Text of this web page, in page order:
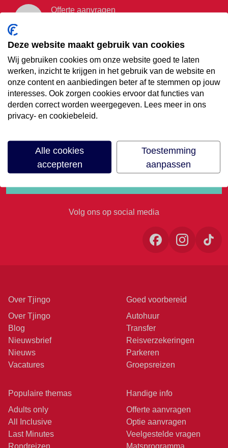
Offerte aanvragen
€35,- korting op je
volgende vakantie
Meld je aan voor onze nieuwsbrief
Volg ons op social media
Over Tjingo
Over Tjingo
Blog
Nieuwsbrief
Nieuws
Vacatures
Goed voorbereid
Autohuur
Transfer
Reisverzekeringen
Parkeren
Groepsreizen
Populaire themas
Adults only
All Inclusive
Last Minutes
Rondreizen
Handige info
Offerte aanvragen
Optie aanvragen
Veelgestelde vragen
Matsprogramma
Deze website maakt gebruik van cookies
Wij gebruiken cookies om onze website goed te laten
werken, inzicht te krijgen in het gebruik van de website en
onze content en aanbiedingen beter af te stemmen op jouw
interesses. Ook zorgen cookies ervoor dat functies van
derden correct worden weergegeven. Lees meer in ons
privacy- en cookiebeleid.
Alle cookies
accepteren
Toestemming
aanpassen